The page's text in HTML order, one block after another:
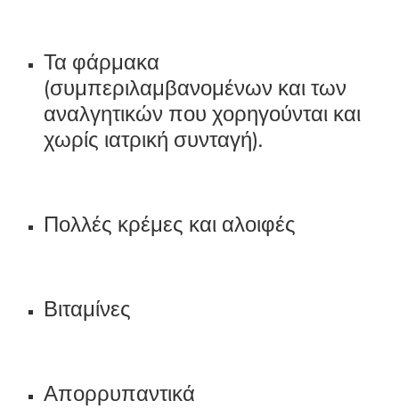
Τα φάρμακα
(συμπεριλαμβανομένων και των
αναλγητικών που χορηγούνται και
χωρίς ιατρική συνταγή).
Πολλές κρέμες και αλοιφές
Βιταμίνες
Απορρυπαντικά